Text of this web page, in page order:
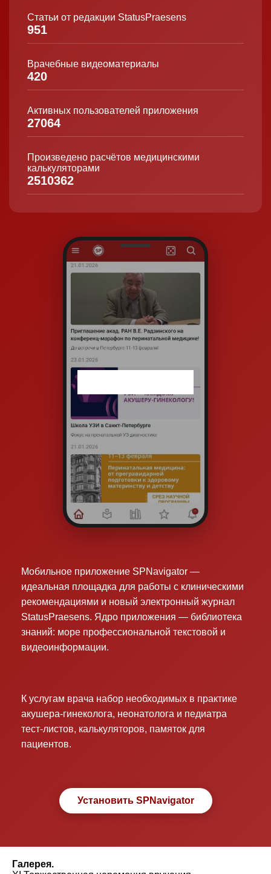
Статьи от редакции StatusPraesens
951
Врачебные видеоматериалы
420
Активных пользователей приложения
27064
Произведено расчётов медицинскими
калькуляторами
2510362
Мобильное приложение SPNavigator —
идеальная площадка для работы с клиническими
рекомендациями и новый электронный журнал
StatusPraesens. Ядро приложения — библиотека
знаний: море профессиональной текстовой и
видеоинформации.
К услугам врача набор необходимых в практике
акушера-гинеколога, неонатолога и педиатра
тест-листов, калькуляторов, памяток для
пациентов.
Установить SPNavigator
Галерея.